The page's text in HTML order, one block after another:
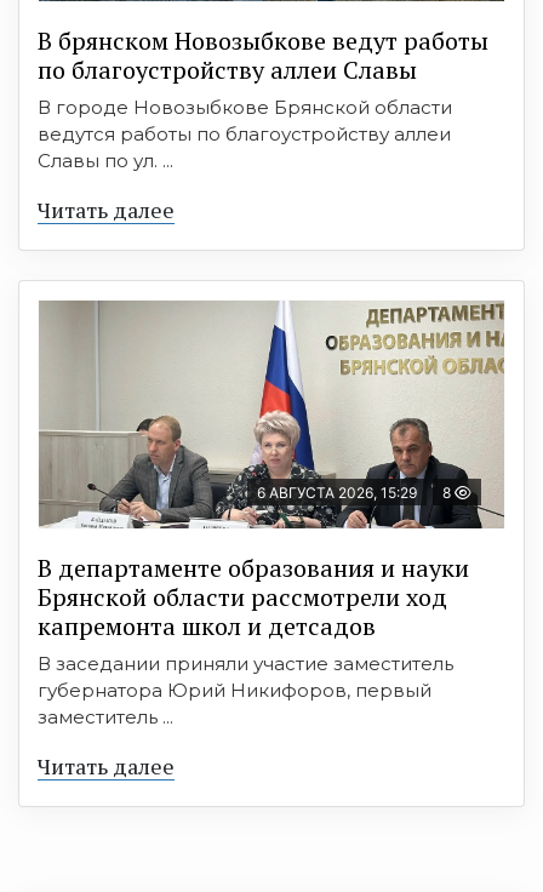
В брянском Новозыбкове ведут работы
по благоустройству аллеи Славы
В городе Новозыбкове Брянской области
ведутся работы по благоустройству аллеи
Славы по ул. ...
Читать далее
6 АВГУСТА 2026, 15:29 8
В департаменте образования и науки
Брянской области рассмотрели ход
капремонта школ и детсадов
В заседании приняли участие заместитель
губернатора Юрий Никифоров, первый
заместитель ...
Читать далее